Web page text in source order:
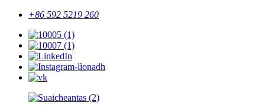
+86 592 5219 260